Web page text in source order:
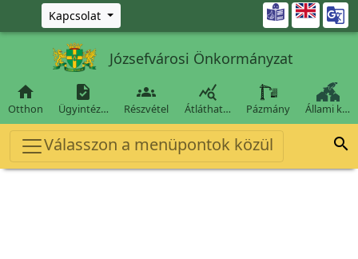
Ugrás a fő tartalomra
Kapcsolat 
Józsefvárosi Önkormányzat

Otthon

Ügyintéz…

Részvétel

Átláthat… Pázmány Állami k…
Válasszon a menüpontok közül 